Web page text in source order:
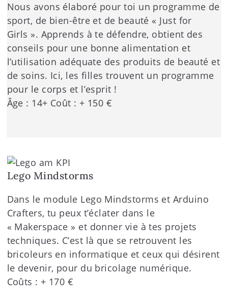
Nous avons élaboré pour toi un programme de
sport, de bien-être et de beauté « Just for
Girls ». Apprends à te défendre, obtient des
conseils pour une bonne alimentation et
l’utilisation adéquate des produits de beauté et
de soins. Ici, les filles trouvent un programme
pour le corps et l’esprit !
Âge : 14+ Coût : + 150 €
Lego Mindstorms
Dans le module Lego Mindstorms et Arduino
Crafters, tu peux t’éclater dans le
« Makerspace » et donner vie à tes projets
techniques. C’est là que se retrouvent les
bricoleurs en informatique et ceux qui désirent
le devenir, pour du bricolage numérique.
Coûts : + 170 €